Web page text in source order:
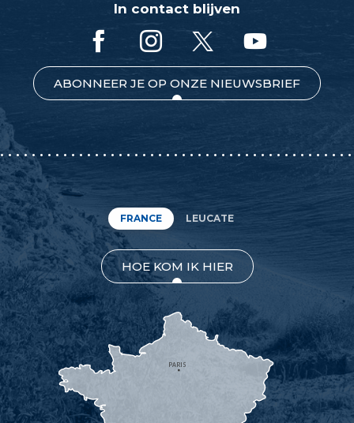
In contact blijven
ABONNEER JE OP ONZE NIEUWSBRIEF
FRANCE LEUCATE
HOE KOM IK HIER
PARIS